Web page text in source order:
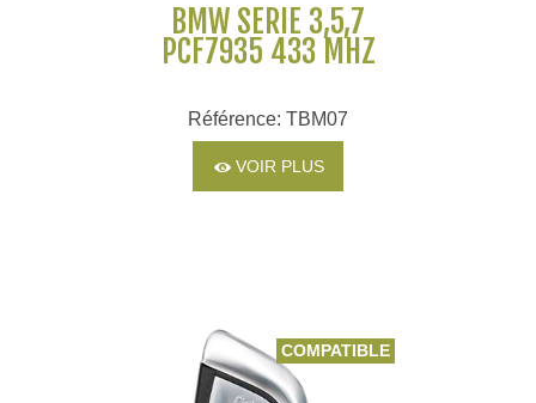
BMW SERIE 3,5,7
PCF7935 433 MHZ
Référence: TBM07
VOIR PLUS
COMPATIBLE